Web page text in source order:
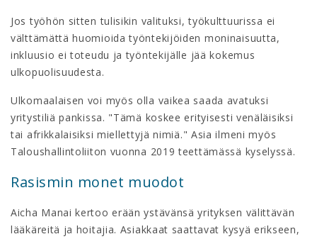
Jos työhön sitten tulisikin valituksi, työkulttuurissa ei
välttämättä huomioida työntekijöiden moninaisuutta,
inkluusio ei toteudu ja työntekijälle jää kokemus
ulkopuolisuudesta.
Ulkomaalaisen voi myös olla vaikea saada avatuksi
yritystiliä pankissa. "Tämä koskee erityisesti venäläisiksi
tai afrikkalaisiksi miellettyjä nimiä." Asia ilmeni myös
Taloushallintoliiton vuonna 2019 teettämässä kyselyssä.
Rasismin monet muodot
Aicha Manai kertoo erään ystävänsä yrityksen välittävän
lääkäreitä ja hoitajia. Asiakkaat saattavat kysyä erikseen,